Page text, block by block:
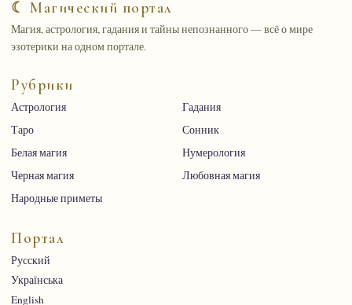
☾ Магический портал
Магия, астрология, гадания и тайны непознанного — всё о мире
эзотерики на одном портале.
Рубрики
Астрология
Гадания
Таро
Сонник
Белая магия
Нумерология
Черная магия
Любовная магия
Народные приметы
Портал
Русский
Українська
English